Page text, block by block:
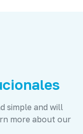
simple and will
more about our